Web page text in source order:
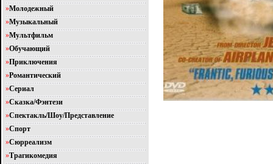
»Молодежный
»Музыкальный
»Мультфильм
»Обучающий
»Приключения
»Романтический
»Сериал
»Сказка/Фэнтези
»Спектакль/Шоу/Представление
»Спорт
»Сюрреализм
»Трагикомедия